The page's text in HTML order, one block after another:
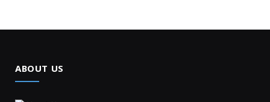
ABOUT US